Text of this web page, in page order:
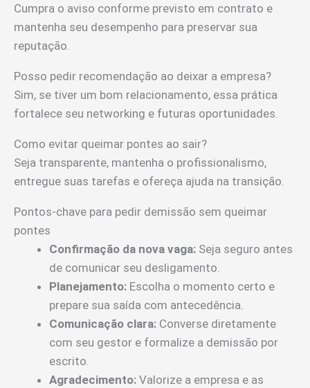
Cumpra o aviso conforme previsto em contrato e
mantenha seu desempenho para preservar sua
reputação.
Posso pedir recomendação ao deixar a empresa?
Sim, se tiver um bom relacionamento, essa prática
fortalece seu networking e futuras oportunidades.
Como evitar queimar pontes ao sair?
Seja transparente, mantenha o profissionalismo,
entregue suas tarefas e ofereça ajuda na transição.
Pontos-chave para pedir demissão sem queimar
pontes
Confirmação da nova vaga: Seja seguro antes
de comunicar seu desligamento.
Planejamento: Escolha o momento certo e
prepare sua saída com antecedência.
Comunicação clara: Converse diretamente
com seu gestor e formalize a demissão por
escrito.
Agradecimento: Valorize a empresa e as